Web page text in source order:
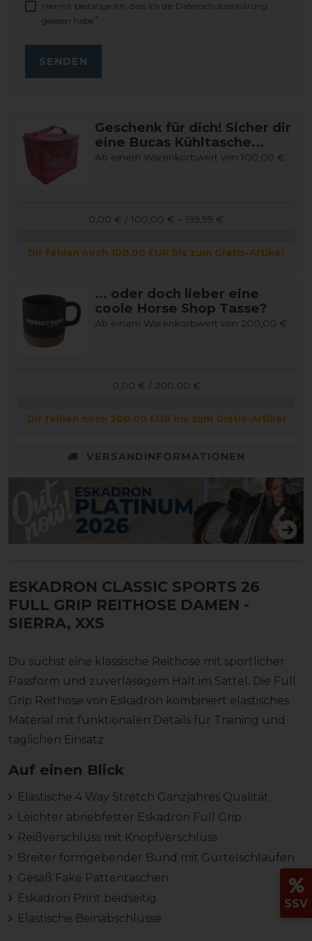
Hiermit bestätige ich, dass ich die Daten­schutz­erklärung
gelesen habe. *
SENDEN
Geschenk für dich! Sicher dir
eine Bucas Kühltasche...
Ab einem Warenkorbwert von 100,00 €
0,00 € / 100,00 € – 199,99 €
Dir fehlen noch 100,00 EUR bis zum Gratis-Artikel
... oder doch lieber eine
coole Horse Shop Tasse?
Ab einem Warenkorbwert von 200,00 €
0,00 € / 200,00 €
Dir fehlen noch 200,00 EUR bis zum Gratis-Artikel
VERSANDINFORMATIONEN
ESKADRON CLASSIC SPORTS 26
FULL GRIP REITHOSE DAMEN -
SIERRA, XXS
Du suchst eine klassische Reithose mit sportlicher
Passform und zuverlässigem Halt im Sattel. Die Full
Grip Reithose von Eskadron kombiniert elastisches
Material mit funktionalen Details für Training und
täglichen Einsatz.
Auf einen Blick
Elastische 4 Way Stretch Ganzjahres Qualität
Leichter abriebfester Eskadron Full Grip
Reißverschluss mit Knopfverschluss
Breiter formgebender Bund mit Gürtelschlaufen
Gesäß Fake Pattentaschen
Eskadron Print beidseitig
Elastische Beinabschlüsse
SSV